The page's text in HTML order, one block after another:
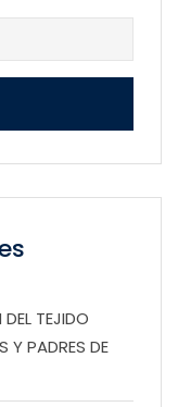
TEJIDO
Y PADRES DE